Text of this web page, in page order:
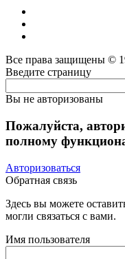
Все права защищены ©
Введите страницу
Вы не авторизованы
Пожалуйста,
полному
Авторизоваться
Обратная связь
Здесь вы можете
могли связаться с вами.
Имя пользователя